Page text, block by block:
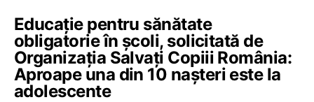
Educație pentru sănătate
obligatorie în școli, solicitată de
Organizația Salvați Copiii România:
Aproape una din 10 nașteri este la
adolescente